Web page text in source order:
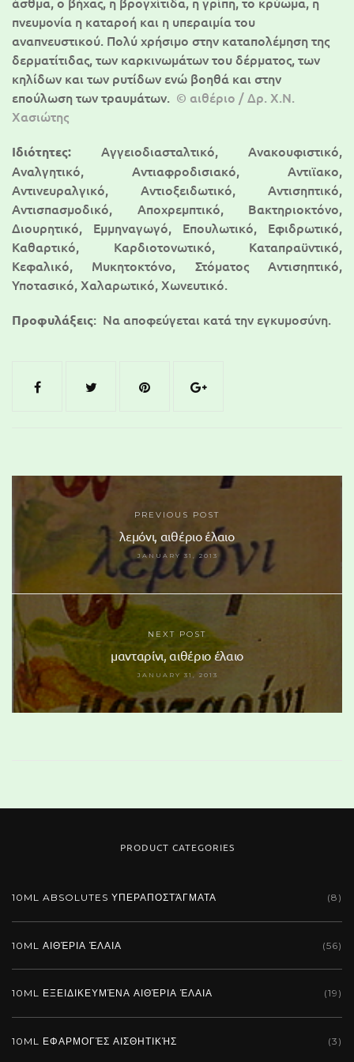
πνευμονία η καταροή και η υπεραιμία του
αναπνευστικού. Πολύ χρήσιμο στην καταπολέμηση της
δερματίτιδας, των καρκινωμάτων του δέρματος, των
κηλίδων και των ρυτίδων ενώ βοηθά και στην
επούλωση των τραυμάτων. © αιθέριο / Δρ. Χ.Ν.
Χασιώτης
Ιδιότητες: Αγγειοδιασταλτικό, Ανακουφιστικό,
Αναλγητικό, Αντιαφροδισιακό, Αντιϊακο,
Αντινευραλγικό, Αντιοξειδωτικό, Αντισηπτικό,
Αντισπασμοδικό, Αποχρεμπτικό, Βακτηριοκτόνο,
Διουρητικό, Εμμηναγωγό, Επουλωτικό, Εφιδρωτικό,
Καθαρτικό, Καρδιοτονωτικό, Καταπραϋντικό,
Κεφαλικό, Μυκητοκτόνο, Στόματος Αντισηπτικό,
Υποτασικό, Χαλαρωτικό, Χωνευτικό.
Προφυλάξεις: Να αποφεύγεται κατά την εγκυμοσύνη.
PREVIOUS POST
λεμόνι, αιθέριο έλαιο
JANUARY 31, 2013
NEXT POST
μανταρίνι, αιθέριο έλαιο
JANUARY 31, 2013
PRODUCT CATEGORIES
10ML ABSOLUTES ΥΠΕΡΑΠΟΣΤΆΓΜΑΤΑ (8)
10ML ΑΙΘΈΡΙΑ ΈΛΑΙΑ (56)
10ML ΕΞΕΙΔΙΚΕΥΜΈΝΑ ΑΙΘΈΡΙΑ ΈΛΑΙΑ (19)
10ML ΕΦΑΡΜΟΓΈΣ ΑΙΣΘΗΤΙΚΉΣ (3)